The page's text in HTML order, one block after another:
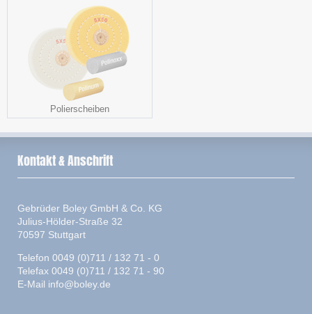
Polierscheiben
Kontakt & Anschrift
Gebrüder Boley GmbH & Co. KG
Julius-Hölder-Straße 32
70597 Stuttgart
Telefon 0049 (0)711 / 132 71 - 0
Telefax 0049 (0)711 / 132 71 - 90
E-Mail info@boley.de